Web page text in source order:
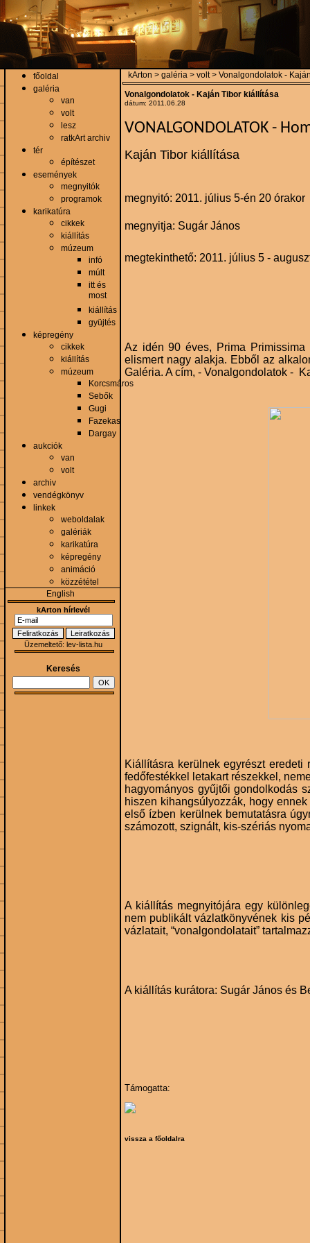
főoldal
galéria
van
volt
lesz
ratkArt archiv
tér
építészet
események
megnyitók
programok
karikatúra
cikkek
kiállítás
múzeum
infó
múlt
itt és
most
kiállítás
gyüjtés
képregény
cikkek
kiállítás
múzeum
Korcsmáros
Sebők
Gugi
Fazekas
Dargay
aukciók
van
volt
archiv
vendégkönyv
linkek
weboldalak
galériák
karikatúra
képregény
animáció
közzététel
English
kArton hírlevél
Üzemeltető: lev-lista.hu
Keresés
kArton > galéria > volt > Vonalgondolatok -
Vonalgondolatok - Kaján Tibor kiállítása
dátum: 2011.06.28
VONALGONDOLATOK -
Kaján Tibor kiállítása
megnyitó: 2011. július 5-én 20 órakor
megnyitja: Sugár János
megtekinthető: 2011. július 5 -
Az idén 90 éves, Prima
elismert nagy alakja. Ebből az
Galéria. A cím, - Vonalgondolatok -
Kiállításra kerülnek egyrészt eredeti
fedőfestékkel letakart részekkel,
hagyományos gyűjtői gondolkodás
hiszen kihangsúlyozzák, hogy
első ízben kerülnek bemutatásra
számozott, szignált, kis-szériás
A kiállítás megnyitójára egy
nem publikált vázlatkönyvének kis
vázlatait, “vonalgondolatait”
A kiállítás kurátora: Sugár János és
Támogatta:
vissza a főoldalra